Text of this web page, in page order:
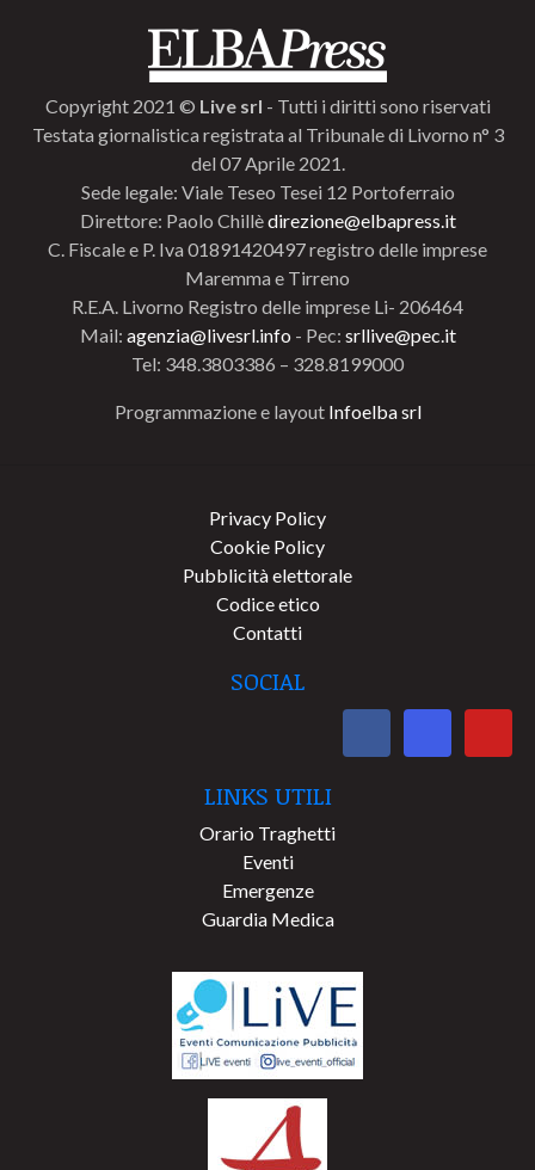
Copyright 2021 © Live srl - Tutti i diritti sono riservati
Testata giornalistica registrata al Tribunale di Livorno n° 3
del 07 Aprile 2021.
Sede legale: Viale Teseo Tesei 12 Portoferraio
Direttore: Paolo Chillèdirezione@elbapress.it
C. Fiscale e P. Iva 01891420497 registro delle imprese
Maremma e Tirreno
R.E.A. Livorno Registro delle imprese Li- 206464
Mail: agenzia@livesrl.info - Pec: srllive@pec.it
Tel: 348.3803386 – 328.8199000
Programmazione e layout Infoelba srl
Privacy Policy
Cookie Policy
Pubblicità elettorale
Codice etico
Contatti
SOCIAL
LINKS UTILI
Orario Traghetti
Eventi
Emergenze
Guardia Medica